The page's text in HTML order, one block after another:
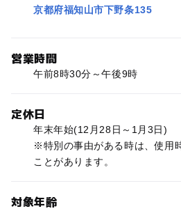
京都府福知山市下野条135
営業時間
午前8時30分～午後9時
定休日
年末年始(12月28日～1月3日)
※特別の事由がある時は、使用
ことがあります。
対象年齢